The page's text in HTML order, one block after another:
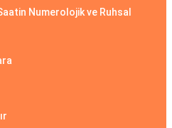
Numerolojik ve Ruhsal